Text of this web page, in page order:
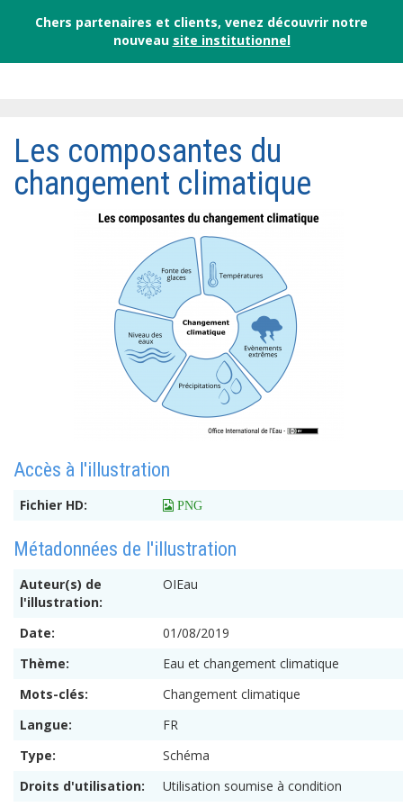
Chers partenaires et clients, venez découvrir notre
nouveau site institutionnel
Les composantes du
changement climatique
Accès à l'illustration
Fichier HD:  PNG
Métadonnées de l'illustration
Auteur(s) de
l'illustration:
OIEau
Date:
01/08/2019
Thème:
Eau et changement climatique
Mots-clés:
Changement climatique
Langue:
FR
Type:
Schéma
Droits d'utilisation:
Utilisation soumise à condition